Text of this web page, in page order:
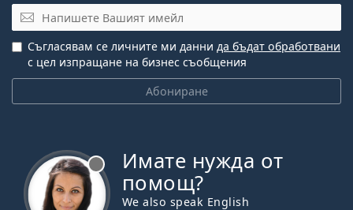
Имейл
Абониране
Съгласявам се личните ми данни да бъдат обработвани
с цел изпращане на бизнес съобщения
Имате нужда от
помощ?
We also speak English